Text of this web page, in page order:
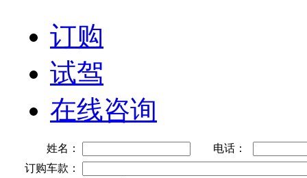
订购
试驾
在线咨询
姓名：
电话：
订购车款：